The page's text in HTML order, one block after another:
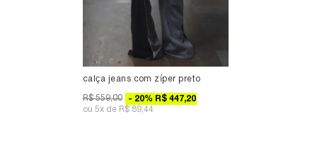
calça jeans com zíper preto
R$ 559,00 R$ 447,20
20%
5x R$ 89,44